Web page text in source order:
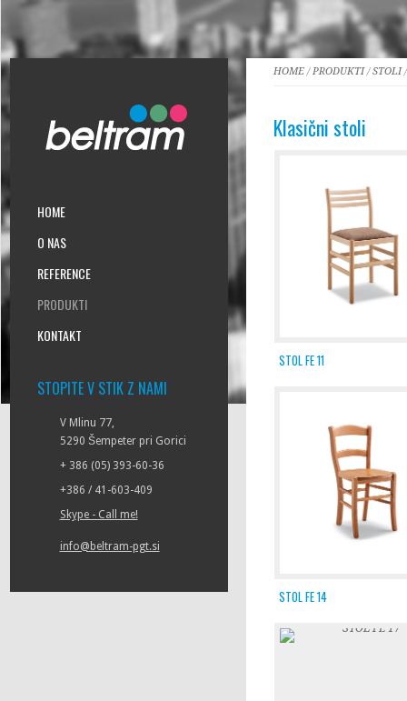
HOME
O NAS
REFERENCE
PRODUKTI
KONTAKT
STOPITE V STIK Z NAMI
V Mlinu 77,
5290 Šempeter pri Gorici
+ 386 (05) 393-60-36
+386 / 41-603-409
Skype - Call me!
info@beltram-pgt.si
HOME/PRODUKTI/STOLI/
Klasični stoli
STOL FE 11
STOL FE 14